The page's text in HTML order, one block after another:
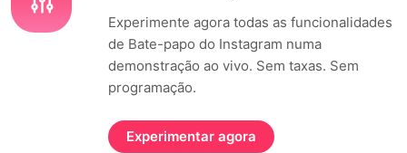
Experimente agora todas as funcionalidades
de Bate-papo do Instagram numa
demonstração ao vivo. Sem taxas. Sem
programação.
Experimentar agora